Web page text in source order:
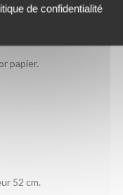
pour un rangement
de particules de
papier.
52 cm.
de confidentialité